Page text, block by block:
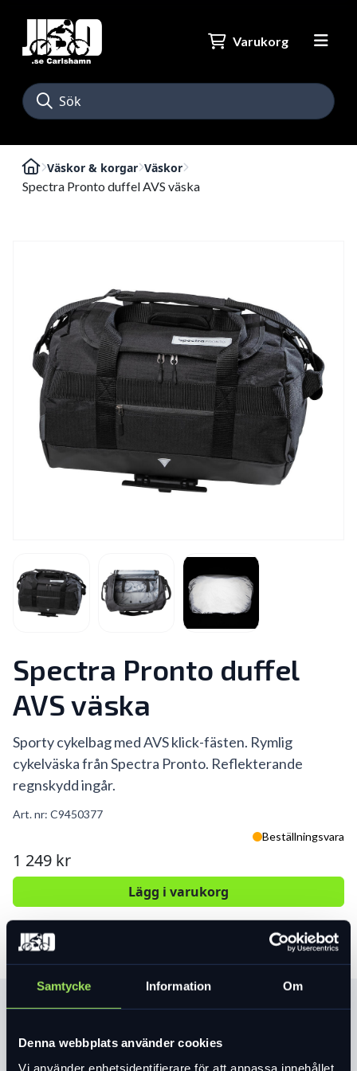
Samtycke Information Om
Denna webbplats använder cookies
Vi använder enhetsidentifierare för att anpassa innehållet
Varukorg
Väskor & korgar Väskor
Spectra Pronto duffel AVS väska
Spectra Pronto duffel
AVS väska
Sporty cykelbag med AVS klick-fästen. Rymlig
cykelväska från Spectra Pronto. Reflekterande
regnskydd ingår.
Art. nr: C9450377
Beställningsvara
1 249 kr
Lägg i varukorg
Produktinformation
Sporty är en smart väska från Spectra Pronto